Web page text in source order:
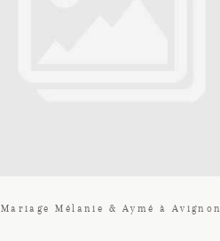
Mariage Mélanie & Aymé à Avignon